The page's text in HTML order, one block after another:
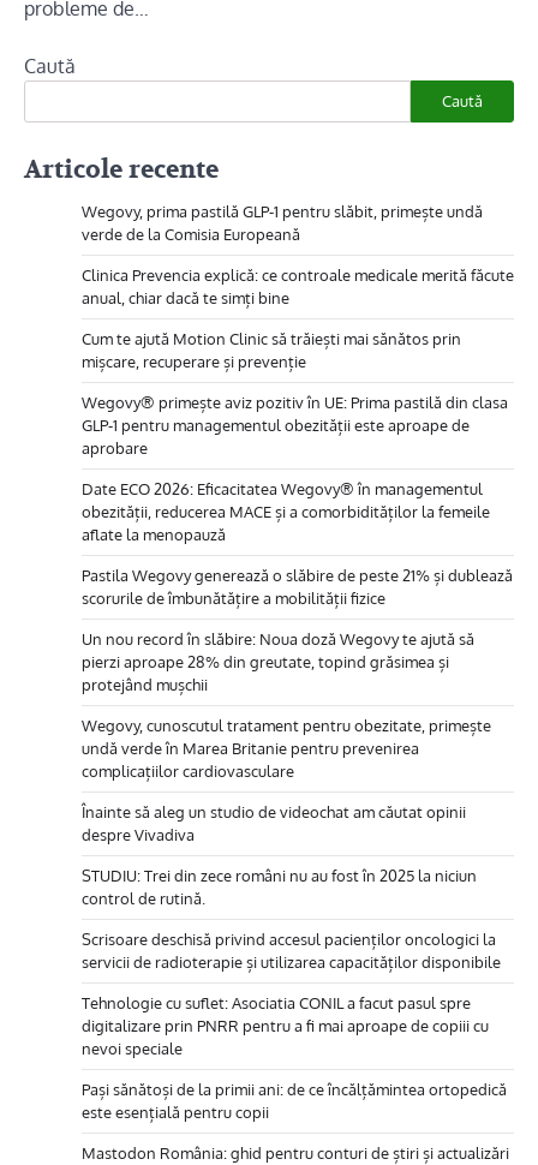
probleme de…
Caută
Caută
Articole recente
Wegovy, prima pastilă GLP-1 pentru slăbit, primește undă
verde de la Comisia Europeană
Clinica Prevencia explică: ce controale medicale merită făcute
anual, chiar dacă te simți bine
Cum te ajută Motion Clinic să trăiești mai sănătos prin
mișcare, recuperare și prevenție
Wegovy® primește aviz pozitiv în UE: Prima pastilă din clasa
GLP-1 pentru managementul obezității este aproape de
aprobare
Date ECO 2026: Eficacitatea Wegovy® în managementul
obezității, reducerea MACE și a comorbidităților la femeile
aflate la menopauză
Pastila Wegovy generează o slăbire de peste 21% și dublează
scorurile de îmbunătățire a mobilității fizice
Un nou record în slăbire: Noua doză Wegovy te ajută să
pierzi aproape 28% din greutate, topind grăsimea și
protejând mușchii
Wegovy, cunoscutul tratament pentru obezitate, primește
undă verde în Marea Britanie pentru prevenirea
complicațiilor cardiovasculare
Înainte să aleg un studio de videochat am căutat opinii
despre Vivadiva
STUDIU: Trei din zece români nu au fost în 2025 la niciun
control de rutină.
Scrisoare deschisă privind accesul pacienților oncologici la
servicii de radioterapie și utilizarea capacităților disponibile
Tehnologie cu suflet: Asociatia CONIL a facut pasul spre
digitalizare prin PNRR pentru a fi mai aproape de copiii cu
nevoi speciale
Pași sănătoși de la primii ani: de ce încălțămintea ortopedică
este esențială pentru copii
Mastodon România: ghid pentru conturi de știri și actualizări